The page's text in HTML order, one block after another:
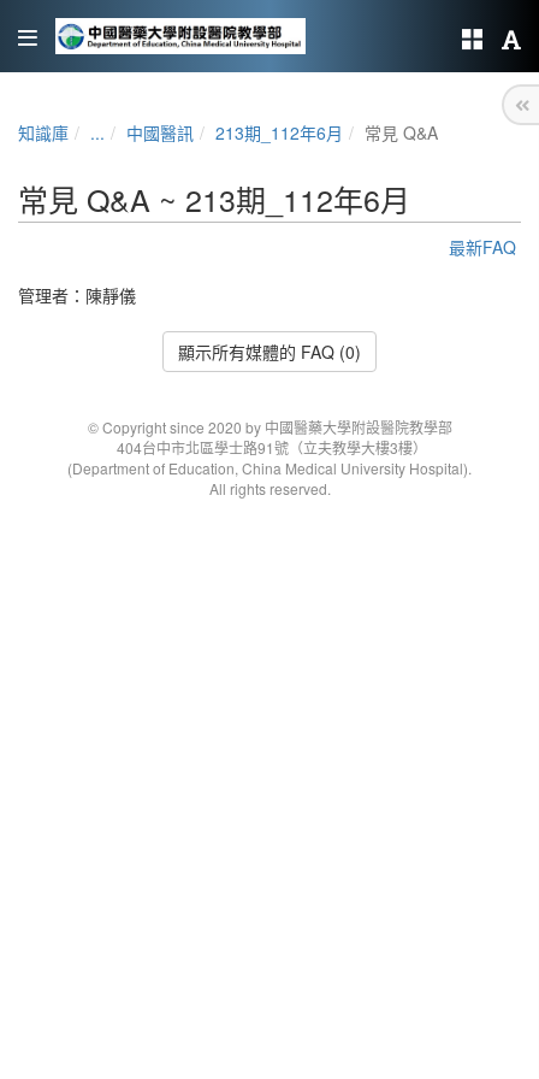
知識庫 ... 中國醫訊 213期_112年6月 常見 Q&A
常見 Q&A ~ 213期_112年6月
最新FAQ
管理者： 陳靜儀
顯示所有媒體的 FAQ (0)
© Copyright since 2020 by 中國醫藥大學附設醫院教學部
404台中市北區學士路91號（立夫教學大樓3樓）
(Department of Education, China Medical University Hospital).
All rights reserved.